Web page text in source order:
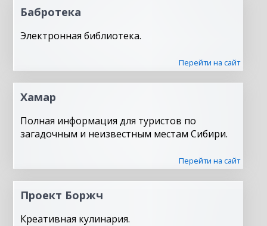
Бабротека
Электронная библиотека.
Перейти на сайт
Хамар
Полная информация для туристов по
загадочным и неизвестным местам Сибири.
Перейти на сайт
Проект Боржч
Креативная кулинария.